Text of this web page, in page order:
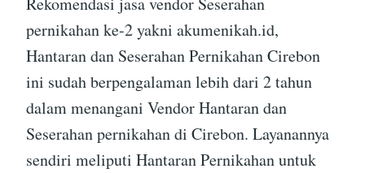
pernikahan ke-2 yakni akumenikah.id,
Hantaran dan Seserahan Pernikahan Cirebon
ini sudah berpengalaman lebih dari 2 tahun
dalam menangani Vendor Hantaran dan
Seserahan pernikahan di Cirebon. Layanannya
sendiri meliputi Hantaran Pernikahan untuk